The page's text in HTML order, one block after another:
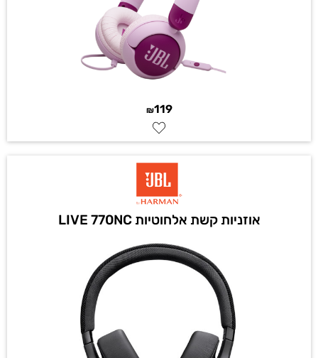
₪119
אוזניות קשת אלחוטיות LIVE 770NC